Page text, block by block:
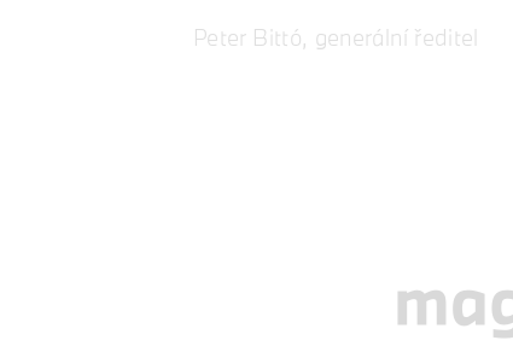
Peter Bittó, generální ředitel